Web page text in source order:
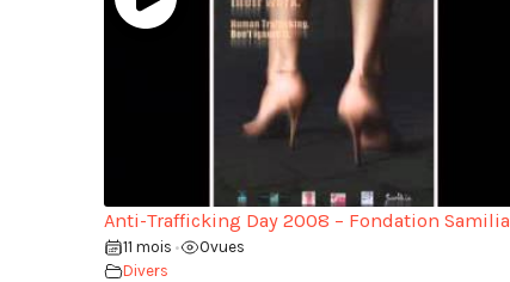
Anti-Trafficking Day 2008 – Fondation Samilia
11 mois • 0vues
Divers